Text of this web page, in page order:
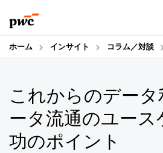
to
content
to
footer
ホーム インサイト コラム／対談
これからのデータ
ータ流通のユース
功のポイント